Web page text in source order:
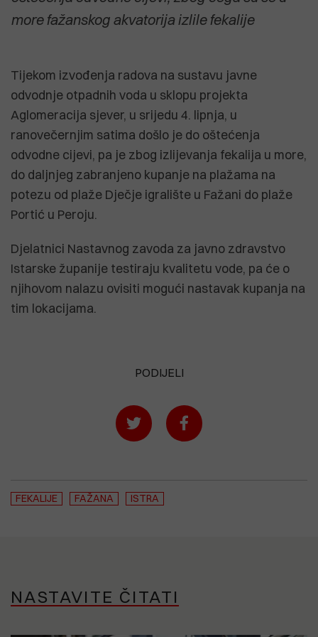
more fažanskog akvatorija izlile fekalije
Tijekom izvođenja radova na sustavu javne
odvodnje otpadnih voda u sklopu projekta
Aglomeracija sjever, u srijedu 4. lipnja, u
ranovečernjim satima došlo je do oštećenja
odvodne cijevi, pa je zbog izlijevanja fekalija u more,
do daljnjeg zabranjeno kupanje na plažama na
potezu od plaže Dječje igralište u Fažani do plaže
Portić u Peroju.
Djelatnici Nastavnog zavoda za javno zdravstvo
Istarske županije testiraju kvalitetu vode, pa će o
njihovom nalazu ovisiti mogući nastavak kupanja na
tim lokacijama.
PODIJELI
FEKALIJE FAŽANA ISTRA
NASTAVITE ČITATI